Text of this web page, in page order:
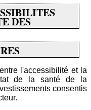
DES
l'accessibilité et la
de la santé de la
consentis